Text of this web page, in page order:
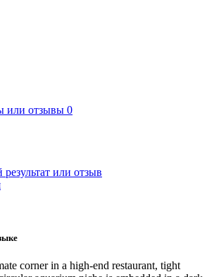
или отзывы 0
или отзыв
corner in a high-end restaurant, tight